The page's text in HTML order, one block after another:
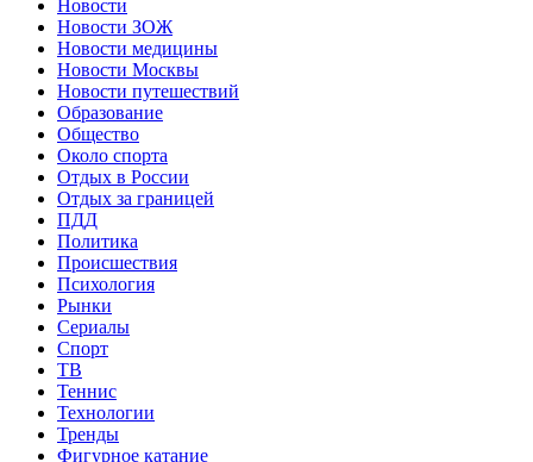
Новости
Новости ЗОЖ
Новости медицины
Новости Москвы
Новости путешествий
Образование
Общество
Около спорта
Отдых в России
Отдых за границей
ПДД
Политика
Происшествия
Психология
Рынки
Сериалы
Спорт
ТВ
Теннис
Технологии
Тренды
Фигурное катание